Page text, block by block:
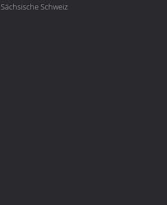
Sächsische Schweiz